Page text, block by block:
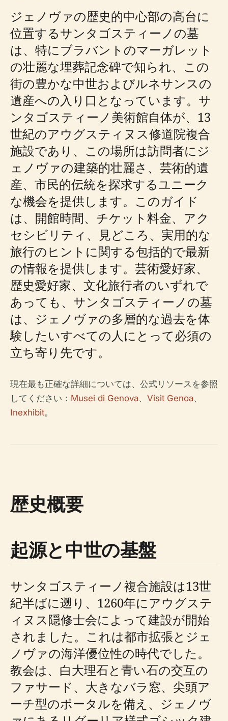
ジェノヴァの歴史的中心部の高台に
位置するサンタゴスティーノの墓
は、特にブラバントのマーガレット
の壮麗な埋葬記念碑で知られ、この
街の豊かな中世およびルネサンスの
遺産への入り口となっています。サ
ンタゴスティーノ美術館自体が、13
世紀のアウグスティヌス修道院複合
施設であり、この場所は訪問者にジ
ェノヴァの建築的壮麗さ、芸術的遺
産、市民的伝統を探求するユニーク
な機会を提供します。このガイド
は、開館時間、チケット料金、アク
セシビリティ、見どころ、実用的な
旅行のヒントに関する包括的で最新
の情報を提供します。芸術愛好家、
歴史愛好家、文化旅行者のいずれで
あっても、サンタゴスティーノの墓
は、ジェノヴァの多層的な過去を体
験したいすべての人にとって必須の
立ち寄り先です。
現在最も正確な詳細については、公式リソースを参照
してください： Musei di Genova、 Visit Genoa、
Inexhibit。
歴史概要
起源と中世の基盤
サンタゴスティーノ複合施設は13世
紀半ばに遡り、1260年にアウグステ
ィヌス隠修士会によって建設が開始
されました。これは都市拡張とジェ
ノヴァの海洋優位性の時代でした。
教会は、白大理石と青い石の交互の
ファサード、大きなバラ窓、尖頭ア
ーチ型のポータルを備え、ジェノヴ